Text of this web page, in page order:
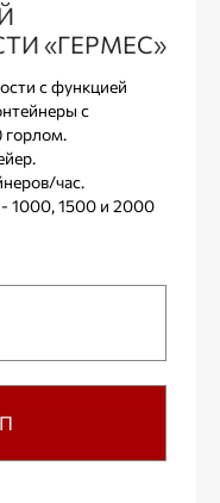
«ГЕРМЕС»
с функцией
с
горлом.
час.
1000, 1500 и 2000